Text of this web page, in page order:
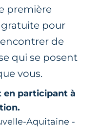
première
pour
de
qui se posent
vous.
en participant à
Aquitaine -